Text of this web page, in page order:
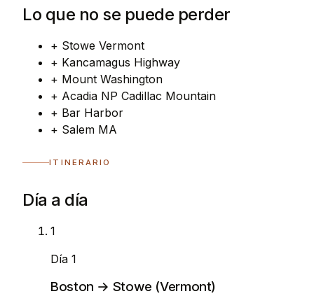
Lo que no se puede perder
+ Stowe Vermont
+ Kancamagus Highway
+ Mount Washington
+ Acadia NP Cadillac Mountain
+ Bar Harbor
+ Salem MA
ITINERARIO
Día a día
1
Día 1
Boston → Stowe (Vermont)